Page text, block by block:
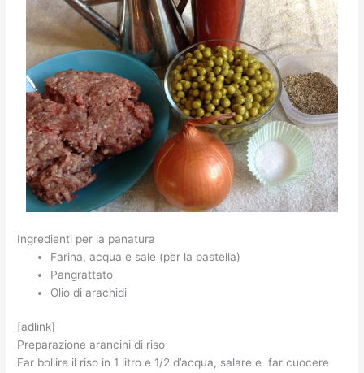
Ingredienti per la panatura
Farina, acqua e sale (per la pastella)
Pangrattato
Olio di arachidi
[adlink]
Preparazione arancini di riso
Far bollire il riso in 1 litro e 1/2 d’acqua, salare e far cuocere